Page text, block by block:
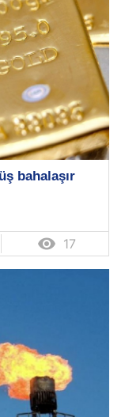
bahalaşır
 17